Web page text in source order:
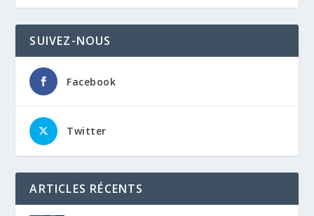
SUIVEZ-NOUS
Facebook
Twitter
ARTICLES RÉCENTS